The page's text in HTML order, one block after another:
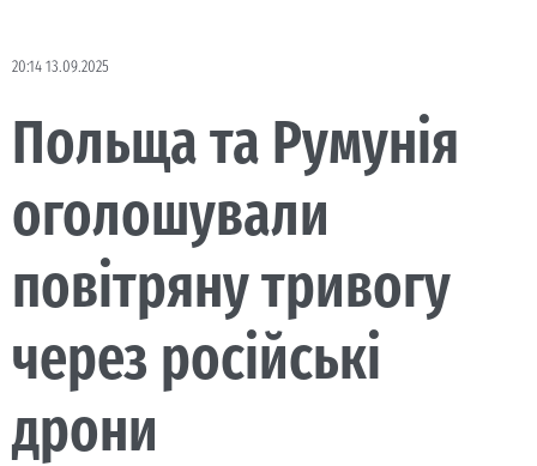
20:14 13.09.2025
Польща та Румунія
оголошували
повітряну тривогу
через російські
дрони